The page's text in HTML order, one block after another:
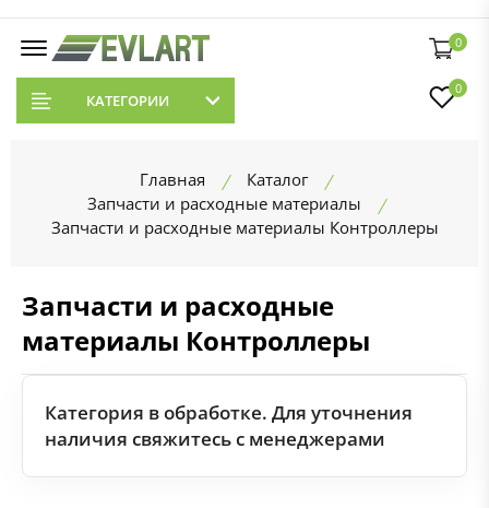
0
КАТЕГОРИИ
0
Главная
Каталог
Запчасти и расходные материалы
Запчасти и расходные материалы Контроллеры
Запчасти и расходные
материалы Контроллеры
Категория в обработке. Для уточнения
наличия свяжитесь с менеджерами